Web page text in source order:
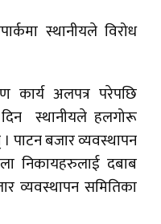
स्थानीयले विरोध
कार्य अलपत्र परेपछि
दिन स्थानीयले हलगोरू
पाटन बजार व्यवस्थापन
निकायहरुलाई दबाब
व्यवस्थापन समितिका